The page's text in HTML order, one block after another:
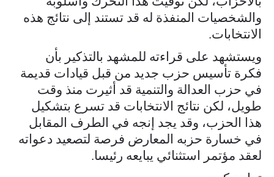
والشخصيات المنفذة له قد تستند إلى نتائج هذه
الانتخابات.
ويستشهد على قراءته للمشهد بالتذكير بأن
فكرة تأسيس حزب جديد من قبل قيادات قديمة
في حزب العدالة والتنمية قد أثيرت منذ وقت
طويل، لكن نتائج الانتخابات قد تسرع بتشكيل
هذا الحزب، وقد يجد إنجه في الطرف المقابل
في خسارة حزبه المعارض فرصة لتصعيد دعواته
لعقد مؤتمر استثنائي يبايعه رئيسا.